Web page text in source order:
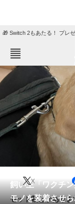
🎁 Switch 2もあたる！ プレ
ねとらぼメニュー
エンタメ
グルメ
会員記事
飼い主「ワクチ
モノを装着させ
X
セット割とかありま